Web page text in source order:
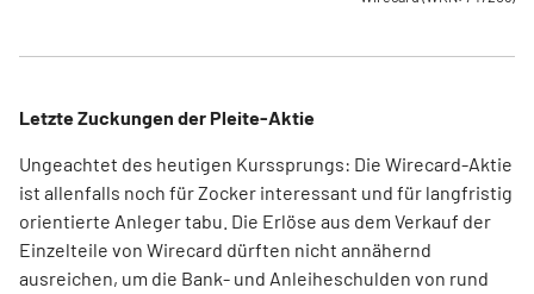
Letzte Zuckungen der Pleite-Aktie
Ungeachtet des heutigen Kurssprungs: Die Wirecard-Aktie
ist allenfalls noch für Zocker interessant und für langfristig
orientierte Anleger tabu. Die Erlöse aus dem Verkauf der
Einzelteile von Wirecard dürften nicht annähernd
ausreichen, um die Bank- und Anleiheschulden von rund